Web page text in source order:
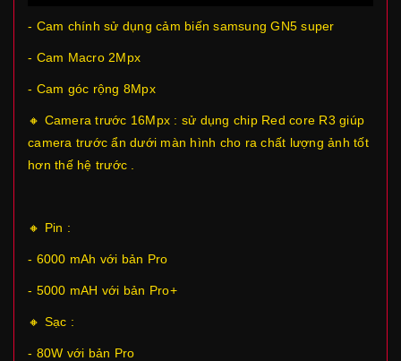
- Cam chính sử dụng cảm biến samsung GN5 super
- Cam Macro 2Mpx
- Cam góc rộng 8Mpx
🔸 Camera trước 16Mpx : sử dụng chip Red core R3 giúp
camera trước ẩn dưới màn hình cho ra chất lượng ảnh tốt
hơn thế hệ trước .
🔸 Pin :
- 6000 mAh với bản Pro
- 5000 mAH với bản Pro+
🔸 Sạc :
- 80W với bản Pro